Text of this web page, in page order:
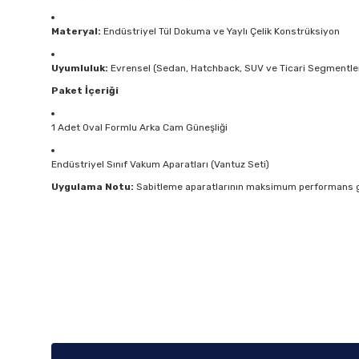
Materyal: Endüstriyel Tül Dokuma ve Yaylı Çelik Konstrüksiyon
Uyumluluk: Evrensel (Sedan, Hatchback, SUV ve Ticari
Paket İçeriği
1 Adet Oval Formlu Arka Cam Güneşliği
Endüstriyel Sınıf Vakum Aparatları (Vantuz Seti)
Uygulama Notu: Sabitleme aparatlarının maksimum performans